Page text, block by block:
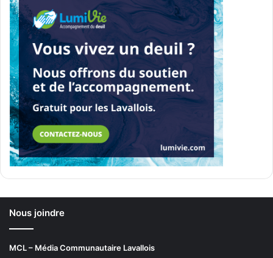
Nous joindre
MCL – Média Communautaire Lavallois